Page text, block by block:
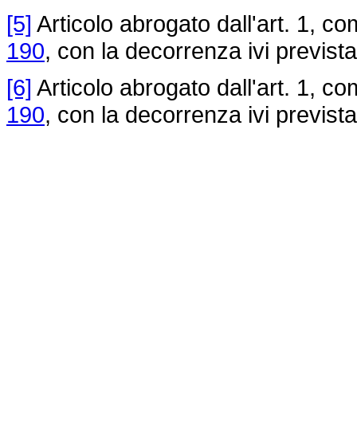
[5] Articolo abrogato dall'art. 1,
190, con la decorrenza ivi
[6] Articolo abrogato dall'art. 1,
190, con la decorrenza ivi